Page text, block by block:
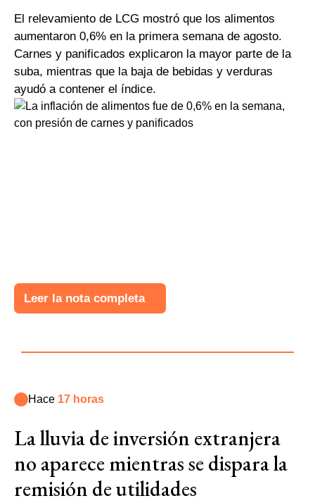
El relevamiento de LCG mostró que los alimentos
aumentaron 0,6% en la primera semana de agosto.
Carnes y panificados explicaron la mayor parte de la
suba, mientras que la baja de bebidas y verduras
ayudó a contener el índice.
Leer la nota completa
Hace 17 horas
La lluvia de inversión extranjera
no aparece mientras se dispara la
remisión de utilidades